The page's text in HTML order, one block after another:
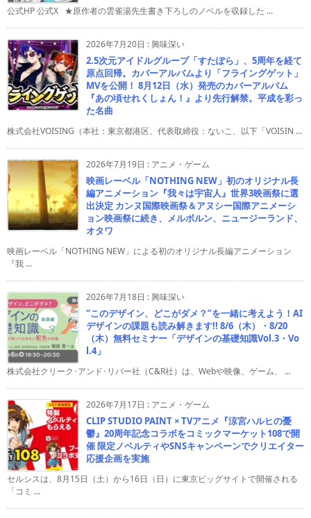
公式HP 公式X ★原作者の雲雀湯先生書き下ろしのノベルを収録した ...
2026年7月20日 :興味深い
2.5次元アイドルグループ「すたぽら」、5周年を経て
原点回帰。カバーアルバムより「フライングゲット」
MVを公開！ 8月12日（水）発売のカバーアルバム
『あの頃せれくしょん！』より先行解禁。平成を彩っ
た名曲
株式会社VOISING（本社：東京都港区、代表取締役：ないこ、以下「VOISIN ...
2026年7月19日 : アニメ・ゲーム
映画レーベル「NOTHING NEW」初のオリジナル長
編アニメーション『我々は宇宙人』世界3映画祭に選
出決定 カンヌ国際映画祭＆アヌシー国際アニメーシ
ョン映画祭に続き、メルボルン、ニュージーランド、
オタワ
映画レーベル「NOTHING NEW」による初のオリジナル長編アニメーション
『我 ...
2026年7月18日 :興味深い
“このデザイン、どこがダメ？”を一緒に考えよう！AI
デザインの課題も読み解きます!! 8/6（木）・8/20
（木）無料セミナー「デザインの基礎知識Vol.3・Vo
l.4」
株式会社クリーク･アンド･リバー社（C&R社）は、Webや映像、ゲーム、 ...
2026年7月17日 : アニメ・ゲーム
CLIP STUDIO PAINT × TVアニメ『涼宮ハルヒの憂
鬱』20周年記念コラボをコミックマーケット108で開
催 限定ノベルティやSNSキャンペーンでクリエイター
応援企画を実施
セルシスは、8月15日（土）から16日（日）に東京ビッグサイトで開催される
「コミ ...